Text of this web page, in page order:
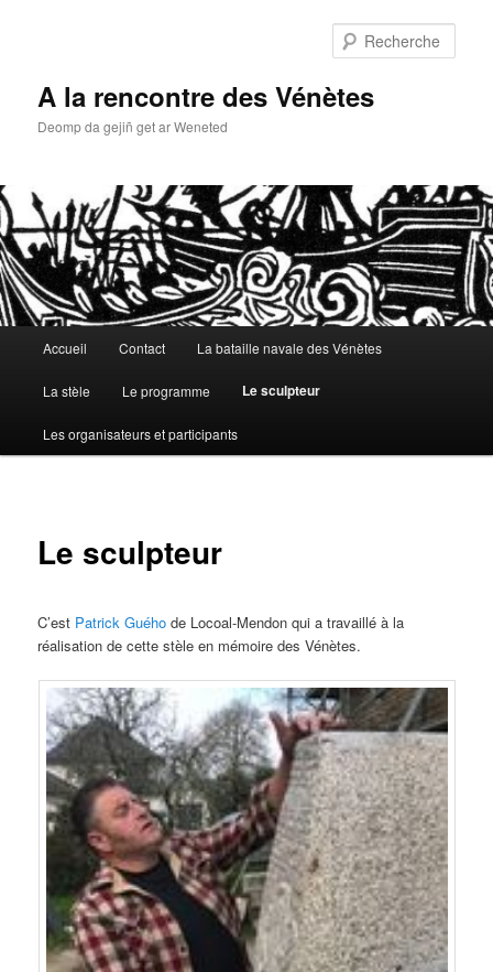
A la rencontre des Vénètes
Deomp da gejiñ get ar Weneted
Accueil Contact La bataille navale des Vénètes
La stèle Le programme Le sculpteur
Les organisateurs et participants
Le sculpteur
C’est Patrick Guého de Locoal-Mendon qui a travaillé à la
réalisation de cette stèle en mémoire des Vénètes.